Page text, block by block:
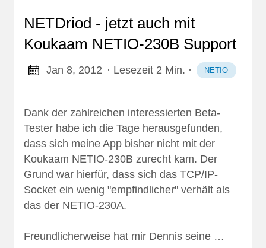
NETDriod - jetzt auch mit
Koukaam NETIO-230B Support
Jan 8, 2012 · Lesezeit 2 Min. · NETIO
Dank der zahlreichen interessierten Beta-
Tester habe ich die Tage herausgefunden,
dass sich meine App bisher nicht mit der
Koukaam NETIO-230B zurecht kam. Der
Grund war hierfür, dass sich das TCP/IP-
Socket ein wenig "empfindlicher" verhält als
das der NETIO-230A.
Freundlicherweise hat mir Dennis seine …